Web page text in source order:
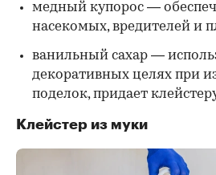
медный купорос —
насекомых, вредителей и
ванильный сахар —
декоративных целях при
поделок, придает
Клейстер из муки